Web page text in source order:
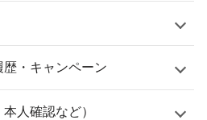
・キャンペーン
人確認など）